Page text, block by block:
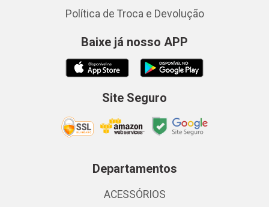
Política de Troca e Devolução
Baixe já nosso APP
Site Seguro
Departamentos
ACESSÓRIOS